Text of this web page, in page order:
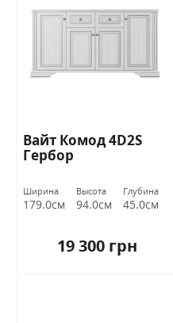
Вайт Комод 4D2S
Гербор
Ширина
179.0см
Высота
94.0см
Глубина
45.0см
19 300 грн